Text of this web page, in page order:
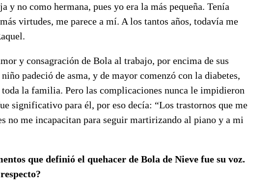
y no como hermana, pues yo era la más pequeña. Tenía
virtudes, me parece a mí. A los tantos años, todavía me
y consagración de Bola al trabajo, por encima de sus
padeció de asma, y de mayor comenzó con la diabetes,
toda la familia. Pero las complicaciones nunca le impidieron
significativo para él, por eso decía: “Los trastornos que me
no me incapacitan para seguir martirizando al piano y a mi
que definió el quehacer de Bola de Nieve fue su voz.